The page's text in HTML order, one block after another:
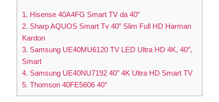
1. Hisense 40A4FG Smart TV da 40″
2. Sharp AQUOS Smart Tv 40” Slim Full HD Harman
Kardon
3. Samsung UE40MU6120 TV LED Ultra HD 4K, 40″,
Smart
4. Samsung UE40NU7192 40″ 4K Ultra HD Smart TV
5. Thomson 40FE5606 40″